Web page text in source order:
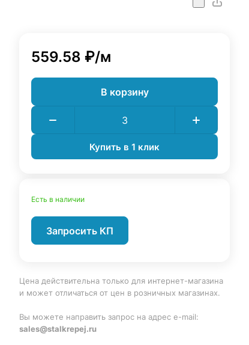
559.58 ₽/м
В корзину
Купить в 1 клик
Есть в наличии
Запросить КП
Цена действительна только для интернет-магазина
и может отличаться от цен в розничных магазинах.
Вы можете направить запрос на адрес e-mail:
sales@stalkrepej.ru